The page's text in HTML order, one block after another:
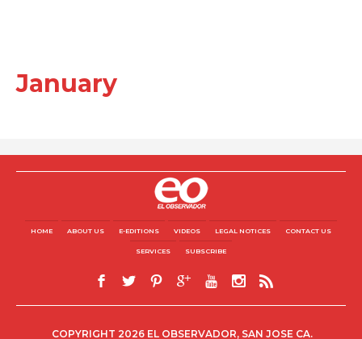
January
HOME ABOUT US E-EDITIONS VIDEOS LEGAL NOTICES CONTACT US
SERVICES SUBSCRIBE
COPYRIGHT 2026 EL OBSERVADOR, SAN JOSE CA.